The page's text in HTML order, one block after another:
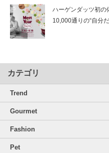
ハーゲンダッツ初の
10,000通りの“自分
カテゴリ
Trend
Gourmet
Fashion
Pet